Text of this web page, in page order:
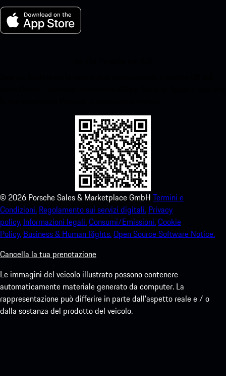
© 2026 Porsche Sales & Marketplace GmbH Termini e
Condizioni. Regolamento sui servizi digitali. Privacy
policy. Informazioni legali.Consumi/Emissioni.Cookie
Policy. Business & Human Rights.Open Source Software Notice.
Cancella la tua prenotazione
Le immagini del veicolo illustrato possono contenere
automaticamente materiale generato da computer. La
rappresentazione può differire in parte dall'aspetto reale e / o
dalla sostanza del prodotto del veicolo.